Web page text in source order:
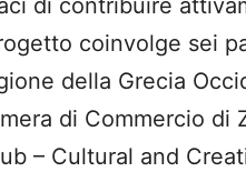
di contribuire
coinvolge sei
della Grecia
di Commercio di
– Cultural and